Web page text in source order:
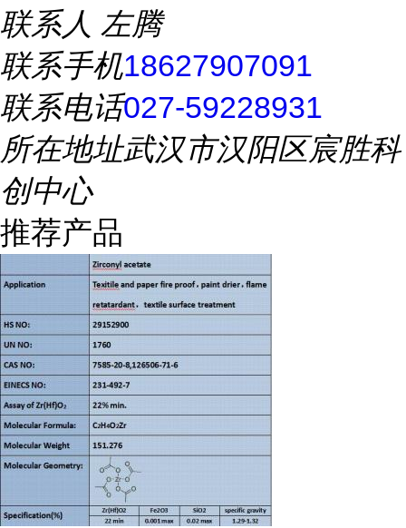
联系人 左腾
联系手机18627907091
联系电话027-59228931
所在地址武汉市汉阳区宸胜科
创中心
推荐产品